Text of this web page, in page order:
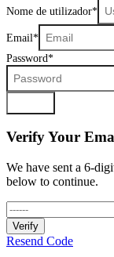
Nome de utilizador
Email
Password
Verify Your
We have sent a 6-
below to continue.
Verify
Resend Code